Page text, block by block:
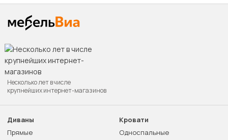
Несколько лет в числе
крупнейших интернет-магазинов
Диваны
Прямые
Кровати
Односпальные